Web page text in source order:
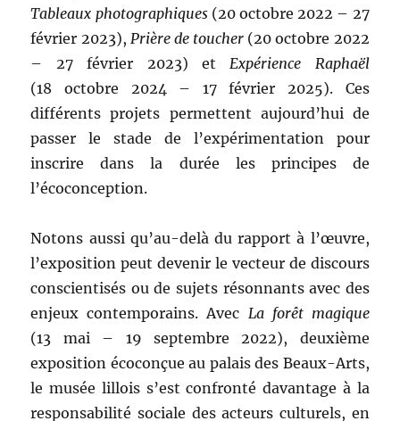
Tableaux photographiques (20 octobre 2022 – 27
février 2023), Prière de toucher (20 octobre 2022
– 27 février 2023) etExpérience Raphaël
(18 octobre 2024 – 17 février 2025). Ces
différents projets permettent aujourd’hui de
passer le stade de l’expérimentation pour
inscrire dans la durée les principes de
l’écoconception.
Notons aussi qu’au-delà du rapport à l’œuvre,
l’exposition peut devenir le vecteur de discours
conscientisés ou de sujets résonnants avec des
enjeux contemporains. Avec La forêt magique
(13 mai – 19 septembre 2022), deuxième
exposition écoconçue au palais des Beaux-Arts,
le musée lillois s’est confronté davantage à la
responsabilité sociale des acteurs culturels, en